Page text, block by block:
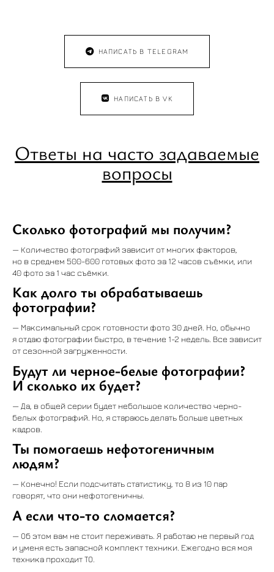
НАПИСАТЬ В TELEGRAM
НАПИСАТЬ В VK
Ответы на часто задаваемые
вопросы
Сколько фотографий мы получим?
— Количество фотографий зависит от многих факторов,
но в среднем 500-600 готовых фото за 12 часов съёмки, или
40 фото за 1 час съёмки.
Как долго ты обрабатываешь
фотографии?
— Максимальный срок готовности фото 30 дней. Но, обычно
я отдаю фотографии быстро, в течение 1-2 недель. Все зависит
от сезонной загруженности.
Будут ли черное-белые фотографии?
И сколько их будет?
— Да, в общей серии будет небольшое количество черно-
белых фотографий. Но, я стараюсь делать больше цветных
кадров.
Ты помогаешь нефотогеничным
людям?
— Конечно! Если подсчитать статистику, то 8 из 10 пар
говорят, что они нефотогеничны.
А если что-то сломается?
— Об этом вам не стоит переживать. Я работаю не первый год
и уменя есть запасной комплект техники. Ежегодно вся моя
техника проходит ТО.